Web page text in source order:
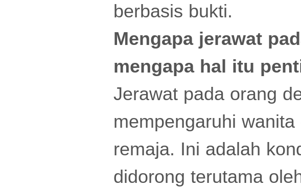
berbasis bukti.
Mengapa jerawat
mengapa hal itu
Jerawat pada orang
mempengaruhi
remaja. Ini adalah
didorong terutama